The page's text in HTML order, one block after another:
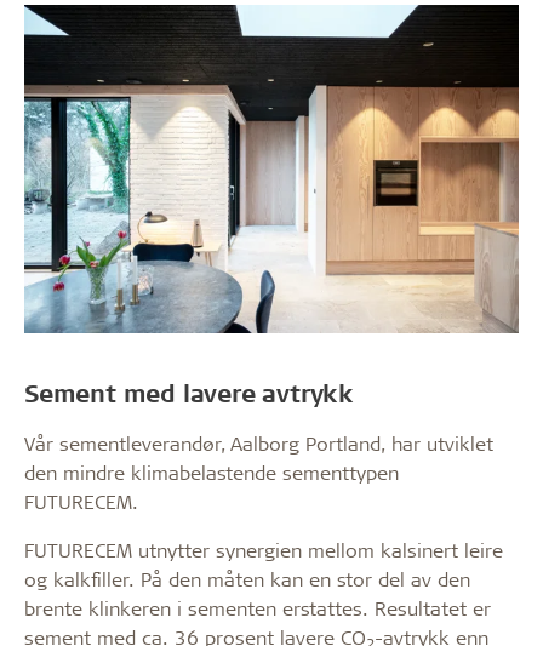
Sement med lavere avtrykk
Vår sementleverandør, Aalborg Portland, har utviklet
den mindre klimabelastende sementtypen
FUTURECEM.
FUTURECEM utnytter synergien mellom kalsinert leire
og kalkfiller. På den måten kan en stor del av den
brente klinkeren i sementen erstattes. Resultatet er
sement med ca. 36 prosent lavere CO -avtrykk enn